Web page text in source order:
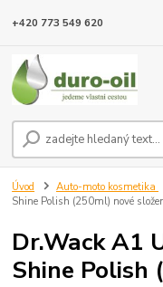
+420 773 549 620
Úvod Auto-moto kosmetika
Shine Polish (250ml) nové
Dr.Wack A1
Shine Polish